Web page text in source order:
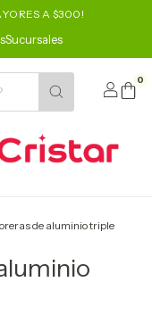
A $300!
Sucursales
0
de aluminio triple